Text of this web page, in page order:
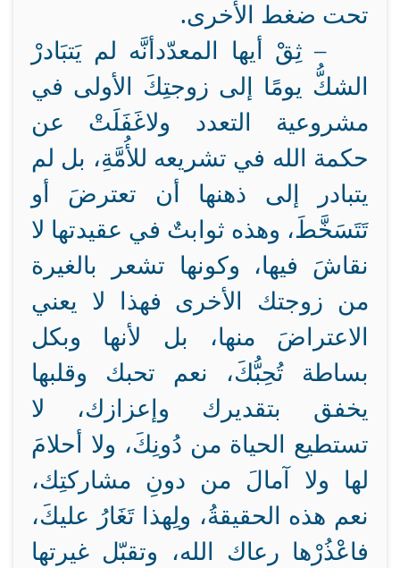
تحت ضغط الأخرى.
– ثِقْ أيها المعدّدأنَّه لم يَتبَادرْ
الشكُّ يومًا إلى زوجتِكَ الأولى في
مشروعية التعدد ولاغَفَلَتْ عن
حكمة الله في تشريعه للأُمَّةِ، بل لم
يتبادر إلى ذهنها أن تعترضَ أو
تَتَسَخَّطَ، وهذه ثوابتٌ في عقيدتها لا
نقاشَ فيها، وكونها تشعر بالغيرة
من زوجتك الأخرى فهذا لا يعني
الاعتراضَ منها، بل لأنها وبكل
بساطة تُحِبُّكَ، نعم تحبك وقلبها
يخفق بتقديرك وإعزازك، لا
تستطيع الحياة من دُونِكَ، ولا أحلامَ
لها ولا آمالَ من دونِ مشاركتِك،
نعم هذه الحقيقةُ، ولِهذا تَغَارُ عليكَ،
فاعْذُرْها رعاك الله، وتقبّل غيرتها